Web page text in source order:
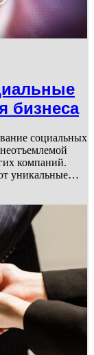
бизнеса
социальных
компаний.
уникальные…